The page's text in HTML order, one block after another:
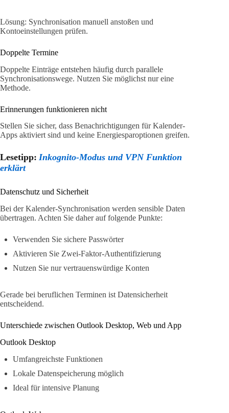
Lösung: Synchronisation manuell anstoßen und
Kontoeinstellungen prüfen.
Doppelte Termine
Doppelte Einträge entstehen häufig durch parallele
Synchronisationswege. Nutzen Sie möglichst nur eine
Methode.
Erinnerungen funktionieren nicht
Stellen Sie sicher, dass Benachrichtigungen für Kalender-
Apps aktiviert sind und keine Energiesparoptionen greifen.
Lesetipp: Inkognito-Modus und VPN Funktion
erklärt
Datenschutz und Sicherheit
Bei der Kalender-Synchronisation werden sensible Daten
übertragen. Achten Sie daher auf folgende Punkte:
Verwenden Sie sichere Passwörter
Aktivieren Sie Zwei-Faktor-Authentifizierung
Nutzen Sie nur vertrauenswürdige Konten
Gerade bei beruflichen Terminen ist Datensicherheit
entscheidend.
Unterschiede zwischen Outlook Desktop, Web und App
Outlook Desktop
Umfangreichste Funktionen
Lokale Datenspeicherung möglich
Ideal für intensive Planung